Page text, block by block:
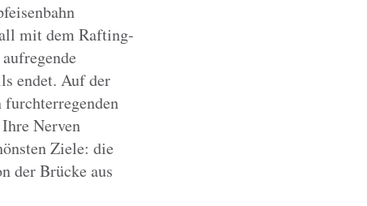
mit dem Rafting-
endet. Auf der
Nerven
Ziele: die
der Brücke aus